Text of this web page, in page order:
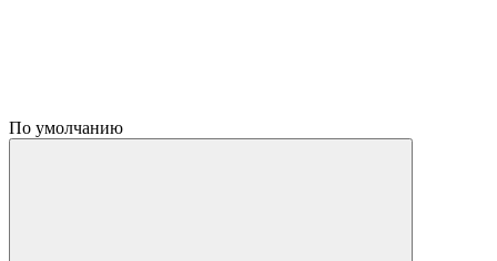
По умолчанию